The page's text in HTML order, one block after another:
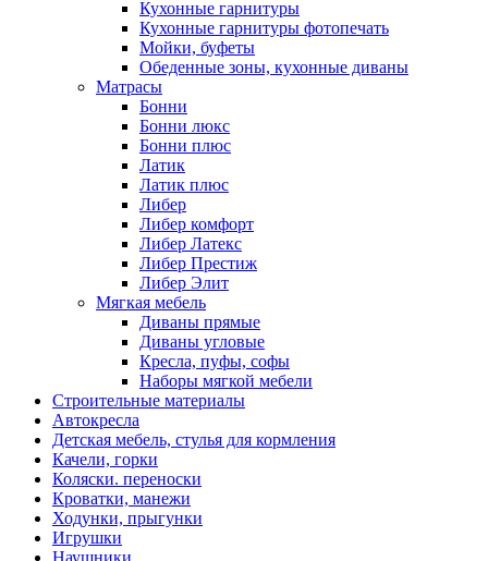
Кухонные гарнитуры
Кухонные гарнитуры фотопечать
Мойки, буфеты
Обеденные зоны, кухонные диваны
Матрасы
Бонни
Бонни люкс
Бонни плюс
Латик
Латик плюс
Либер
Либер комфорт
Либер Латекс
Либер Престиж
Либер Элит
Мягкая мебель
Диваны прямые
Диваны угловые
Кресла, пуфы, софы
Наборы мягкой мебели
Строительные материалы
Автокресла
Детская мебель, стулья для кормления
Качели, горки
Коляски. переноски
Кроватки, манежи
Ходунки, прыгунки
Игрушки
Наушники